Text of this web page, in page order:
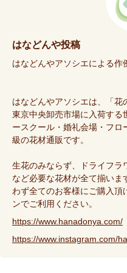
はなどんや投稿
はなどんやアソシエによる作
はなどんやアソシエは、「花
東京中央卸売市場に入荷する
ースクール・婚礼会場・フ
級の花材通販です。
生花のみならず、ドライフラ
など必要な花材が全て揃いま
わず全てのお客様にご購入頂
ンでご利用ください。
https://www.hanadonya.com/
https://www.instagram.com/